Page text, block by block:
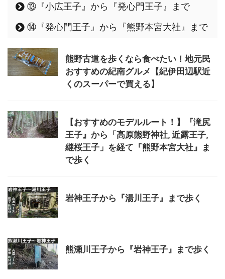
⑬『小広王子』から『発心門王子』まで
⑭『発心門王子』から『熊野本宮大社』まで
熊野古道を歩くなら食べたい！地元民
おすすめの紀南グルメ【紀伊田辺駅近
くのスーパーで買える】
【おすすめのモデルルート！】『滝尻
王子』から「高原熊野神社, 近露王子,
継桜王子」を経て『熊野本宮大社』ま
で歩く
岩神王子から『湯川王子』まで歩く
熊瀬川王子から『岩神王子』まで歩く